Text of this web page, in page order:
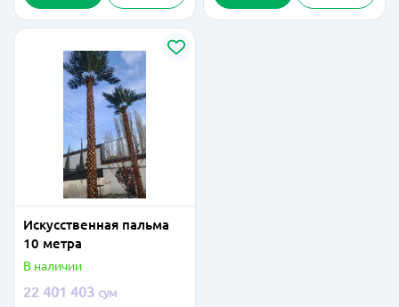
Искусственная пальма
10 метра
В наличии
22 401 403 сум